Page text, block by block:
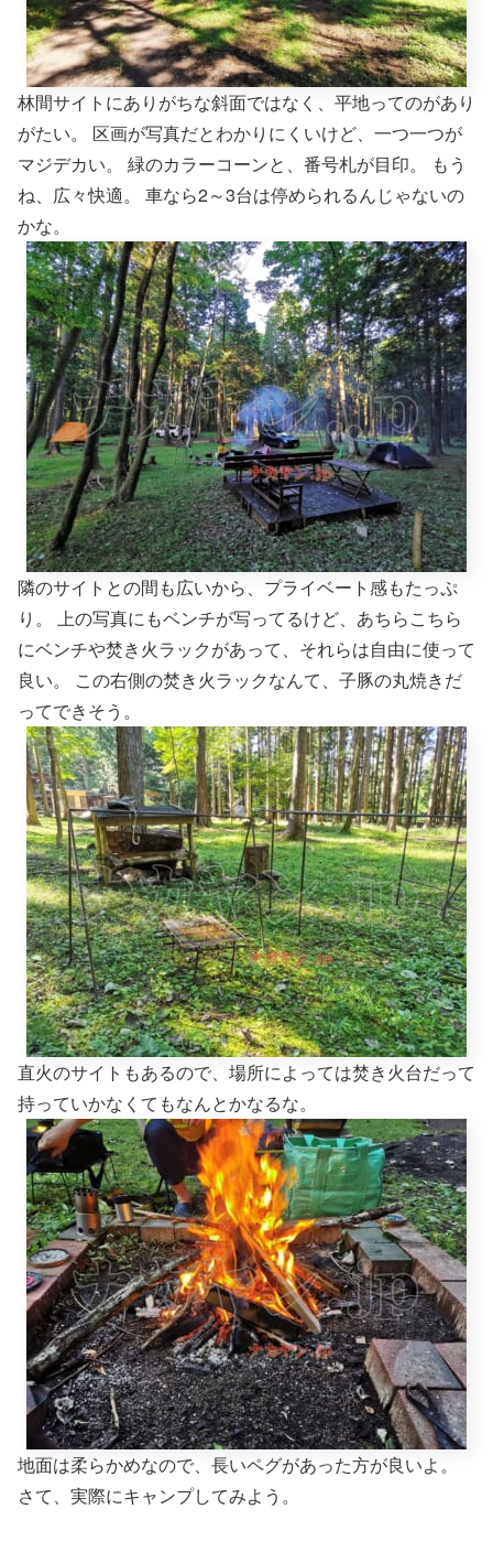
林間サイトにありがちな斜面ではなく、平地ってのがあり
がたい。 区画が写真だとわかりにくいけど、一つ一つが
マジデカい。 緑のカラーコーンと、番号札が目印。 もう
ね、広々快適。 車なら2～3台は停められるんじゃないの
かな。
隣のサイトとの間も広いから、プライベート感もたっぷ
り。 上の写真にもベンチが写ってるけど、あちらこちら
にベンチや焚き火ラックがあって、それらは自由に使って
良い。 この右側の焚き火ラックなんて、子豚の丸焼きだ
ってできそう。
直火のサイトもあるので、場所によっては焚き火台だって
持っていかなくてもなんとかなるな。
地面は柔らかめなので、長いペグがあった方が良いよ。
さて、実際にキャンプしてみよう。